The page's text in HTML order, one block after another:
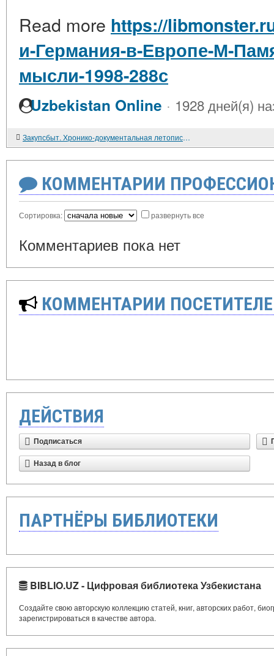
Read more https://
и-Германия-в-Европе-М-
мысли-1998-288с
Uzbekistan Online · 1928 дней(я)
Закупсбыт. Хронико-документальная летопись первого общесибирского потребительского союза. 1916-1923. Новосибирск. Наука. 1999. 326с.
КОММЕНТАРИИ
Сортировка: развернуть все
Комментариев пока нет
КОММЕНТАРИИ
ДЕЙСТВИЯ
Подписаться
Назад в блог
ПАРТНЁРЫ БИБЛИОТЕКИ
BIBLIO.UZ - Цифровая библиотека Узбекистана
Создайте свою авторскую коллекцию статей, книг, авторских работ,
зарегистрироваться в качестве автора.